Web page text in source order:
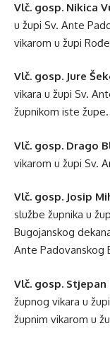
Vlč. gosp. Nikica
u župi Sv. Ante
vikarom u župi
Vlč. gosp. Jure
vikara u župi Sv.
župnikom iste župe.
Vlč. gosp. Drago
vikarom u župi Sv.
Vlč. gosp. Josip
službe župnika u
Bugojanskog
Ante Padovanskog
Vlč. gosp. Stjepan
župnog vikara u
župnim vikarom u